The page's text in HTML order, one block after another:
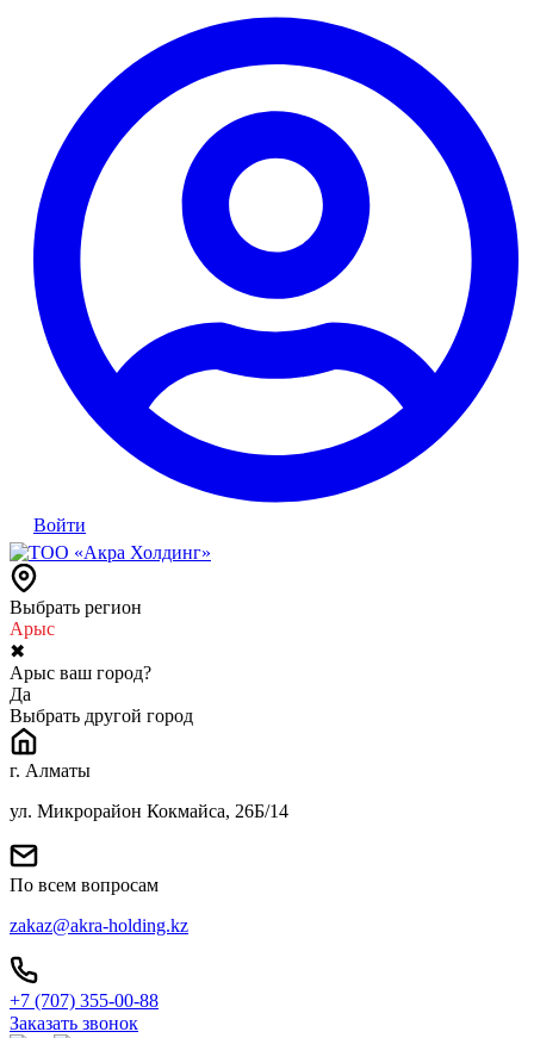
Войти
Выбрать регион
Арыс
✖
Арыс ваш город?
Да
Выбрать другой город
г. Алматы
ул. Микрорайон Кокмайса, 26Б/14
По всем вопросам
zakaz@akra-holding.kz
+7 (707) 355-00-88
Заказать звонок